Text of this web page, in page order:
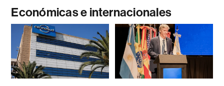
Económicas e internacionales